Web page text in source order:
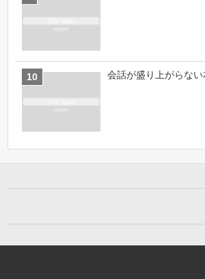
会話が盛り上がらない